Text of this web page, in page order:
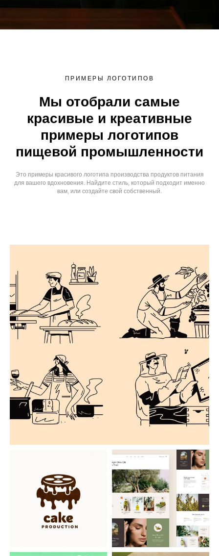
ПРИМЕРЫ ЛОГОТИПОВ
Мы отобрали самые
красивые и креативные
примеры логотипов
пищевой промышленности
Это примеры красивого логотипа производства продуктов питания
для вашего вдохновения. Найдите стиль, который подходит именно
вам, или создайте свой собственный.